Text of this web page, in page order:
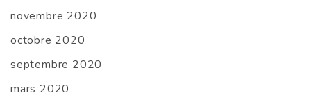
novembre 2020
octobre 2020
septembre 2020
mars 2020